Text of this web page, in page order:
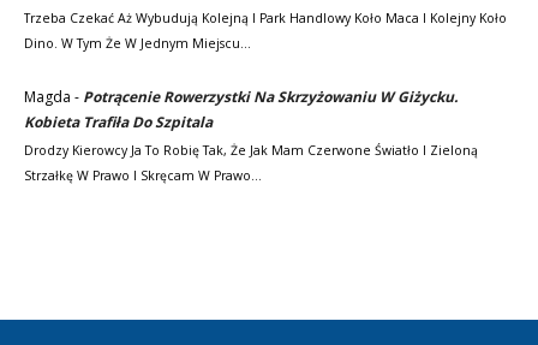
Trzeba Czekać Aż Wybudują Kolejną I Park Handlowy Koło Maca I Kolejny Koło
Dino. W Tym Że W Jednym Miejscu…
Magda - Potrącenie Rowerzystki Na Skrzyżowaniu W Giżycku.
Kobieta Trafiła Do Szpitala
Drodzy Kierowcy Ja To Robię Tak, Że Jak Mam Czerwone Światło I Zieloną
Strzałkę W Prawo I Skręcam W Prawo…